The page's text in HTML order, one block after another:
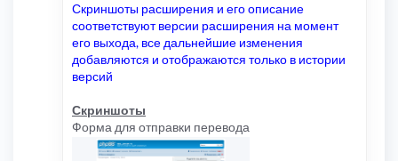
Скриншоты расширения и его описание
соответствуют версии расширения на момент
его выхода, все дальнейшие изменения
добавляются и отображаются только в истории
версий
Скриншоты
Форма для отправки перевода